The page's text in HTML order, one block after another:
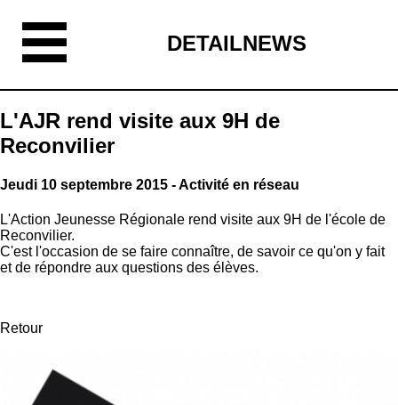
DETAILNEWS
L'AJR rend visite aux 9H de
Reconvilier
Jeudi 10 septembre 2015 - Activité en réseau
L'Action Jeunesse Régionale rend visite aux 9H de l'école de
Reconvilier.
C'est l'occasion de se faire connaître, de savoir ce qu'on y fait
et de répondre aux questions des élèves.
Retour